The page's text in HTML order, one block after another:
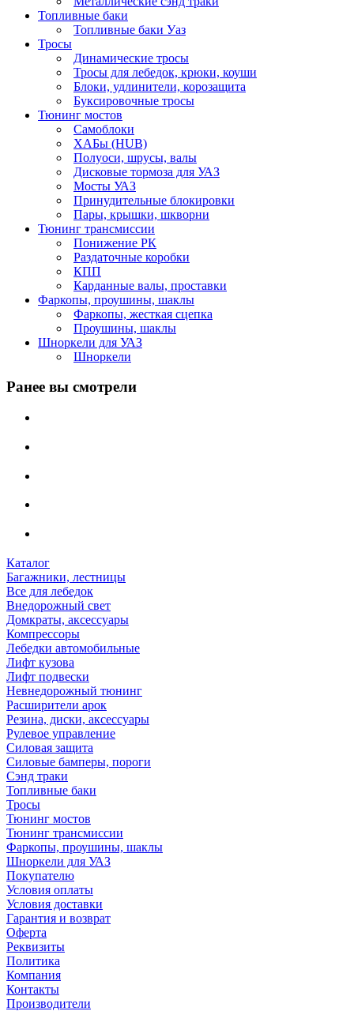
Топливные баки
Топливные баки Уаз
Тросы
Динамические тросы
Тросы для лебедок, крюки, коуши
Блоки, удлинители, корозащита
Буксировочные тросы
Тюнинг мостов
Самоблоки
ХАБы (HUB)
Полуоси, шрусы, валы
Дисковые тормоза для УАЗ
Мосты УАЗ
Принудительные блокировки
Пары, крышки, шкворни
Тюнинг трансмиссии
Понижение РК
Раздаточные коробки
КПП
Карданные валы, проставки
Фаркопы, проушины, шаклы
Фаркопы, жесткая сцепка
Проушины, шаклы
Шноркели для УАЗ
Шноркели
Ранее вы смотрели
Каталог
Багажники, лестницы
Все для лебедок
Внедорожный свет
Домкраты, аксессуары
Компрессоры
Лебедки автомобильные
Лифт кузова
Лифт подвески
Невнедорожный тюнинг
Расширители арок
Резина, диски, аксессуары
Рулевое управление
Силовая защита
Силовые бамперы, пороги
Сэнд траки
Топливные баки
Тросы
Тюнинг мостов
Тюнинг трансмиссии
Фаркопы, проушины, шаклы
Шноркели для УАЗ
Покупателю
Условия оплаты
Условия доставки
Гарантия и возврат
Оферта
Реквизиты
Политика
Компания
Контакты
Производители